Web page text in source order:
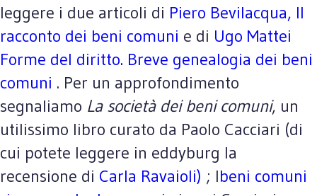
leggere i due articoli di Piero Bevilacqua, Il
racconto dei beni comuni e di Ugo Mattei
Forme del diritto. Breve genealogia dei beni
comuni . Per un approfondimento
segnaliamo La società dei beni comuni, un
utilissimo libro curato da Paolo Cacciari (di
cui potete leggere in eddyburg la
recensione di Carla Ravaioli) ; Ibeni comuni